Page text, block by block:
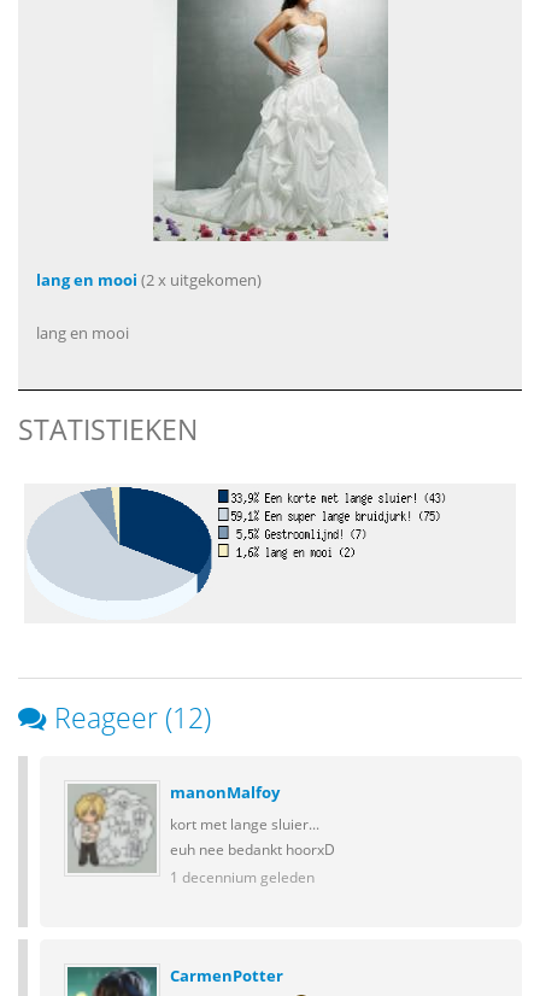
lang en mooi (2 x uitgekomen)
lang en mooi
STATISTIEKEN
Reageer (12)
manonMalfoy
kort met lange sluier...
euh nee bedankt hoorxD
1 decennium geleden
CarmenPotter